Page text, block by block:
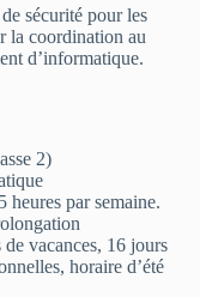
sécurité pour les
la coordination au
d’informatique.
2)
heures par semaine.
vacances, 16 jours
horaire d’été